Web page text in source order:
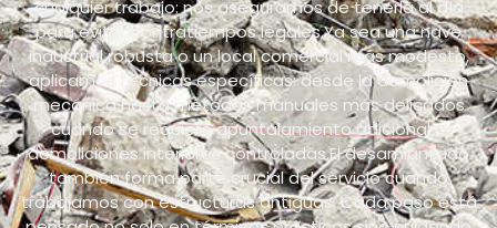
cualquier trabajo: nos aseguramos de tenerla al día
para evitar contratiempos legales.Ya sea una nave
industrial robusta o un local comercial más modesto,
aplicamos técnicas específicas: desde la demolición
mecánica hasta métodos manuales más delicados
cuando se requiere apuntalamiento adicional o
demoliciones interiores controladas.El desamiantado
también forma parte crucial del servicio cuando
trabajamos con estructuras antiguas. Cada paso está